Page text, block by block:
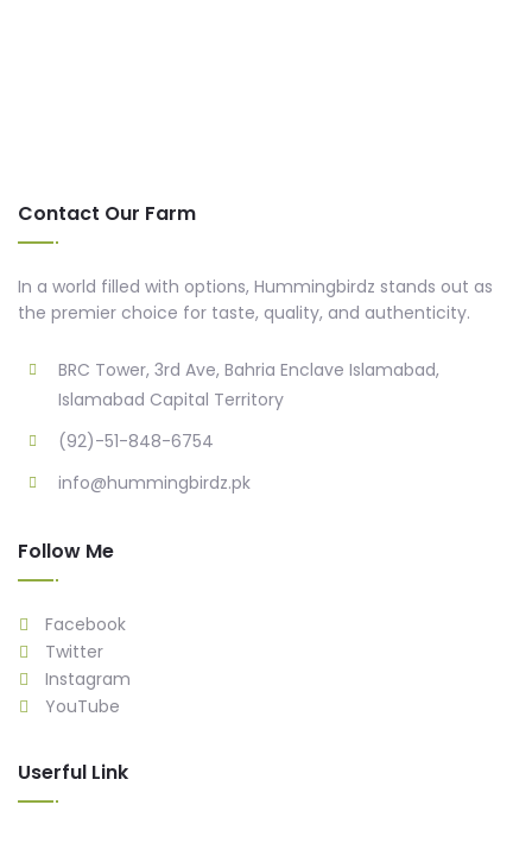
Contact Our Farm
In a world filled with options, Hummingbirdz stands out as
the premier choice for taste, quality, and authenticity.
BRC Tower, 3rd Ave, Bahria Enclave Islamabad,
Islamabad Capital Territory
(92)-51-848-6754
info@hummingbirdz.pk
Follow Me
Facebook
Twitter
Instagram
YouTube
Userful Link